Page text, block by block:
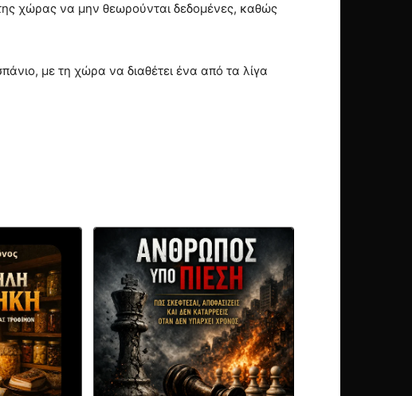
χώρας να μην θεωρούνται δεδομένες, καθώς
με τη χώρα να διαθέτει ένα από τα λίγα